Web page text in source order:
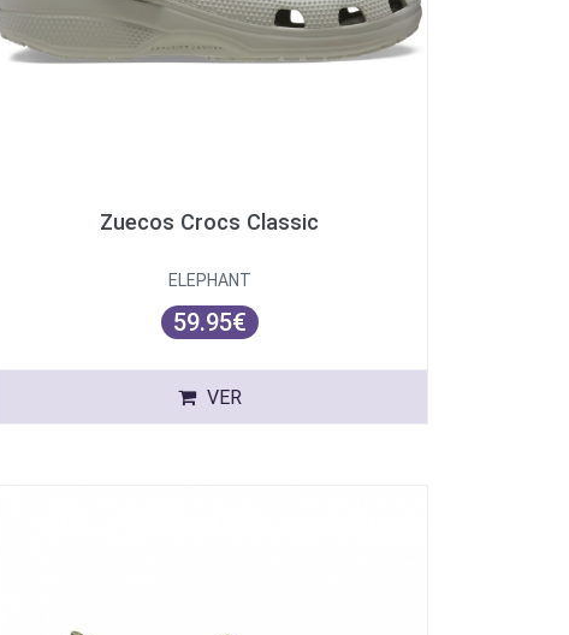
Zuecos Crocs Classic
ELEPHANT
59.95€
VER